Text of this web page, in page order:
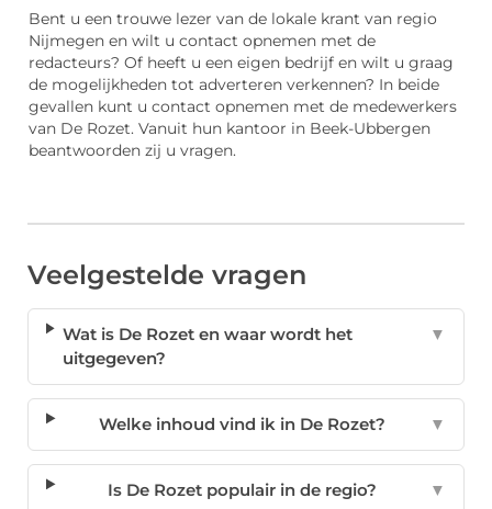
Bent u een trouwe lezer van de lokale krant van regio
Nijmegen en wilt u contact opnemen met de
redacteurs? Of heeft u een eigen bedrijf en wilt u graag
de mogelijkheden tot adverteren verkennen? In beide
gevallen kunt u contact opnemen met de medewerkers
van De Rozet. Vanuit hun kantoor in Beek-Ubbergen
beantwoorden zij u vragen.
Veelgestelde vragen
Wat is De Rozet en waar wordt het
uitgegeven?
▼
Welke inhoud vind ik in De Rozet? ▼
Is De Rozet populair in de regio? ▼